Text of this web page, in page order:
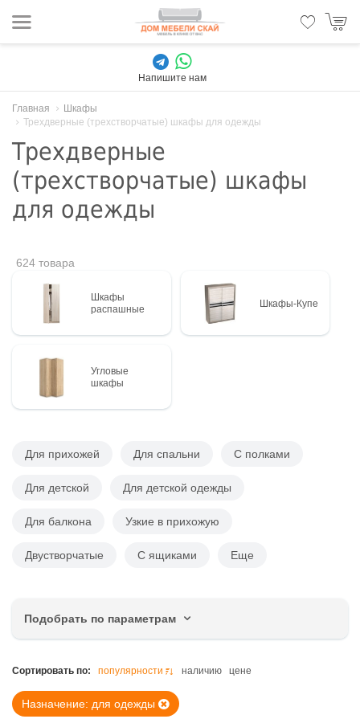
Напишите нам
Главная
Шкафы
Трехдверные (трехстворчатые) шкафы для одежды
Трехдверные
(трехстворчатые) шкафы
для одежды
624 товара
Шкафы
распашные
Шкафы-Купе
Угловые
шкафы
Для прихожей Для спальни С полками
Для детской Для детской одежды
Для балкона Узкие в прихожую
Двустворчатые С ящиками Еще
Подобрать по параметрам
Цена, руб.
Сортировать по: популярности наличию цене
Назначение: для одежды